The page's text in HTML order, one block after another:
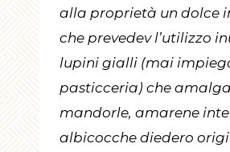
alla proprietà un dolce
che prevedev l’utilizzo
lupini gialli (mai
pasticceria) che
mandorle, amarene
albicocche diedero